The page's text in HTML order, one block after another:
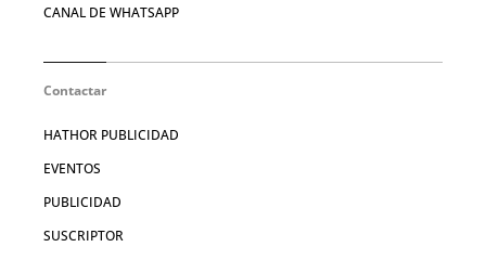
CANAL DE WHATSAPP
Contactar
HATHOR PUBLICIDAD
EVENTOS
PUBLICIDAD
SUSCRIPTOR